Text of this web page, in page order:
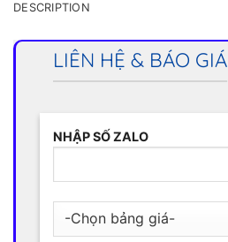
DESCRIPTION
LIÊN HỆ & BÁO GIÁ
NHẬP SỐ ZALO